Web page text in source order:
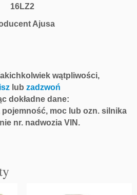
16LZ2
Ajusa
wątpliwości,
lub zadzwoń
dokładne dane:
moc lub ozn. silnika
nr. nadwozia VIN.